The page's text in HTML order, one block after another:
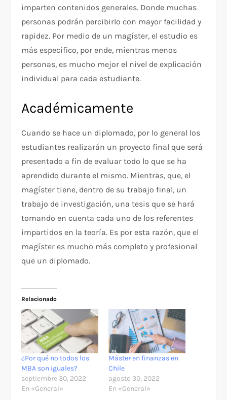
imparten contenidos generales. Donde muchas
personas podrán percibirlo con mayor facilidad y
rapidez. Por medio de un magíster, el estudio es
más específico, por ende, mientras menos
personas, es mucho mejor el nivel de explicación
individual para cada estudiante.
Académicamente
Cuando se hace un diplomado, por lo general los
estudiantes realizarán un proyecto final que será
presentado a fin de evaluar todo lo que se ha
aprendido durante el mismo. Mientras, que, el
magíster tiene, dentro de su trabajo final, un
trabajo de investigación, una tesis que se hará
tomando en cuenta cada uno de los referentes
impartidos en la teoría. Es por esta razón, que el
magíster es mucho más completo y profesional
que un diplomado.
Relacionado
¿Por qué no todos los
MBA son iguales?
septiembre 30, 2022
En «General»
Máster en finanzas en
Chile
agosto 30, 2022
En «General»